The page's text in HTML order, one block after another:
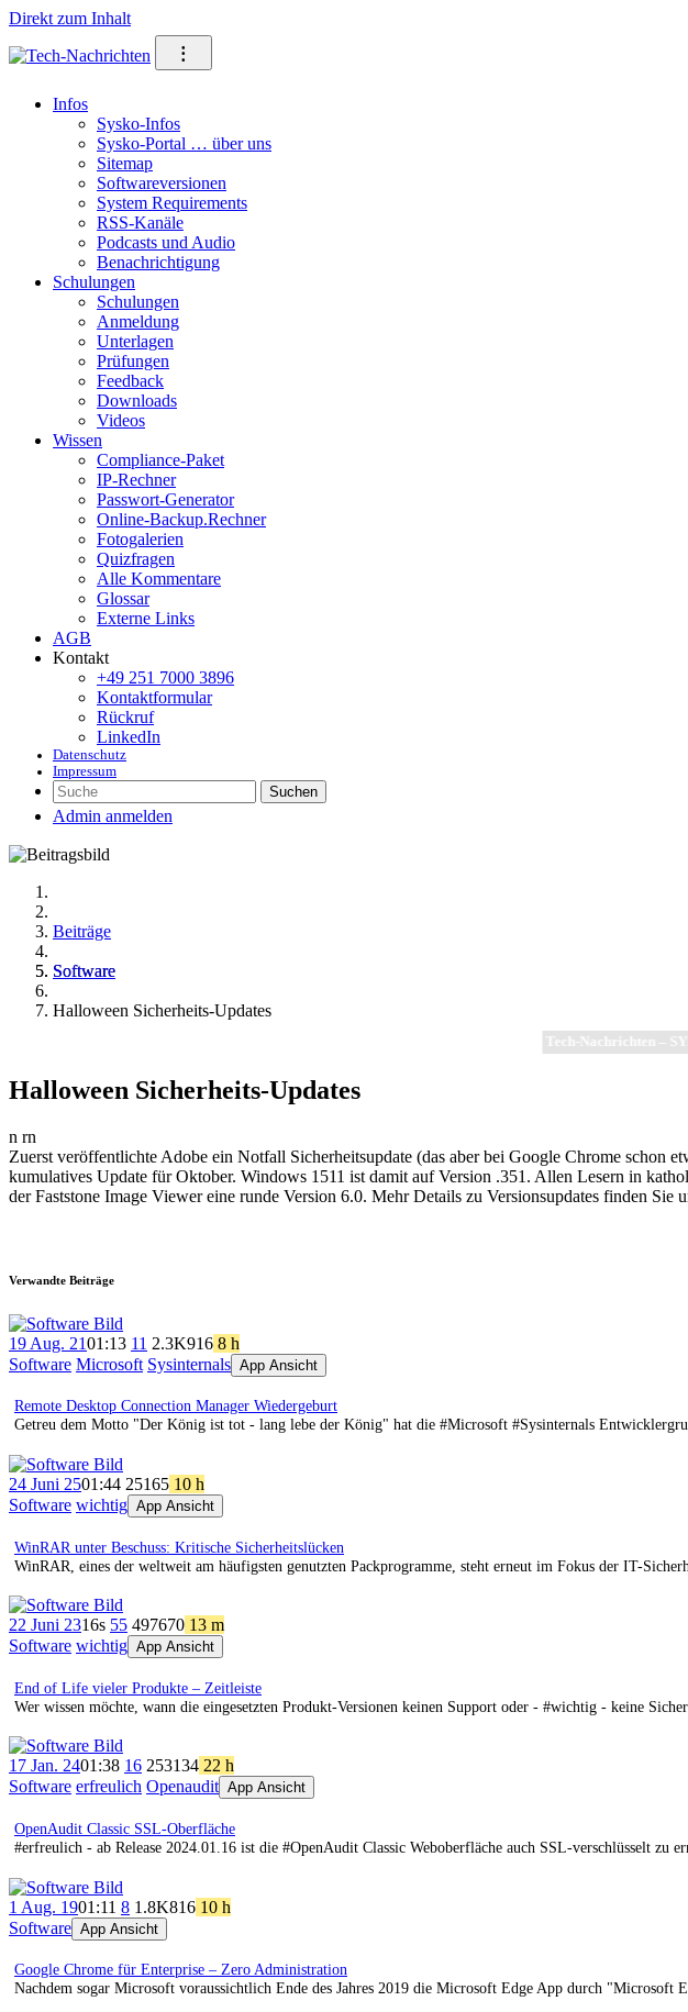
Direkt zum Inhalt
⁝
Infos
Sysko-Infos
Sysko-Portal … über uns
Sitemap
Softwareversionen
System Requirements
RSS-Kanäle
Podcasts und Audio
Benachrichtigung
Schulungen
Schulungen
Anmeldung
Unterlagen
Prüfungen
Feedback
Downloads
Videos
Wissen
Compliance-Paket
IP-Rechner
Passwort-Generator
Online-Backup.Rechner
Fotogalerien
Quizfragen
Alle Kommentare
Glossar
Externe Links
AGB
Kontakt
+49 251 7000 3896
Kontaktformular
Rückruf
LinkedIn
Datenschutz
Impressum
Suchen
Admin anmelden
Beiträge
Software
Halloween Sicherheits-Updates
Tech-Nachrichten –
Halloween Sicherheits-Updates
n rn
Zuerst veröffentlichte Adobe ein Notfall Sicherheitsupdate (das aber bei Google Chrome schon
kumulatives Update für Oktober. Windows 1511 ist damit auf Version .351. Allen Lesern in
der Faststone Image Viewer eine runde Version 6.0. Mehr Details zu Versionsupdates finden
Verwandte Beiträge
19 Aug. 2101:13 11 2.3K916 8 h
Software Microsoft Sysinternals App Ansicht
Remote Desktop Connection Manager Wiedergeburt
Getreu dem Motto "Der König ist tot - lang lebe der König" hat die #Microsoft #Sysinternals
24 Juni 2501:44 25165 10 h
Software wichtig App Ansicht
WinRAR unter Beschuss: Kritische Sicherheitslücken
WinRAR, eines der weltweit am häufigsten genutzten Packprogramme, steht erneut im Fokus der IT-
22 Juni 2316s 55 497670 13 m
Software wichtig App Ansicht
End of Life vieler Produkte – Zeitleiste
Wer wissen möchte, wann die eingesetzten Produkt-Versionen keinen Support oder - #wichtig - keine
17 Jan. 2401:38 16 253134 22 h
Software erfreulich Openaudit App Ansicht
OpenAudit Classic SSL-Oberfläche
#erfreulich - ab Release 2024.01.16 ist die #OpenAudit Classic Weboberfläche auch SSL-verschlüsselt zu
1 Aug. 1901:11 8 1.8K816 10 h
Software App Ansicht
Google Chrome für Enterprise – Zero Administration
Nachdem sogar Microsoft voraussichtlich Ende des Jahres 2019 die Microsoft Edge App durch "Microsoft